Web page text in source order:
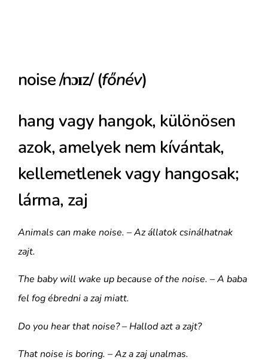
noise /nɔɪz/ (főnév)
hang vagy hangok, különösen
azok, amelyek nem kívántak,
kellemetlenek vagy hangosak;
lárma, zaj
Animals can make noise. – Az állatok csinálhatnak
zajt.
The baby will wake up because of the noise. – A baba
fel fog ébredni a zaj miatt.
Do you hear that noise? – Hallod azt a zajt?
That noise is boring. – Az a zaj unalmas.